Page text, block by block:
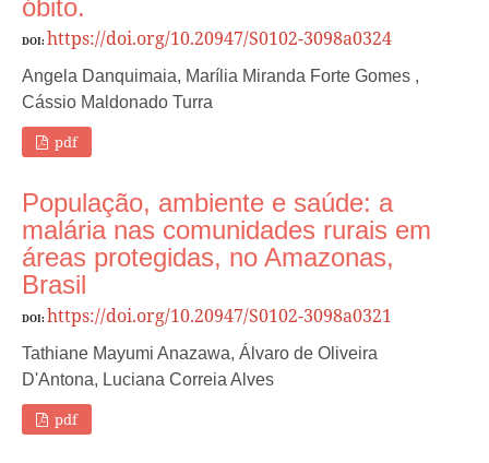
óbito.
DOI: https://doi.org/10.20947/S0102-3098a0324
Angela Danquimaia, Marília Miranda Forte Gomes ,
Cássio Maldonado Turra
pdf
População, ambiente e saúde: a
malária nas comunidades rurais em
áreas protegidas, no Amazonas,
Brasil
DOI: https://doi.org/10.20947/S0102-3098a0321
Tathiane Mayumi Anazawa, Álvaro de Oliveira
D'Antona, Luciana Correia Alves
pdf